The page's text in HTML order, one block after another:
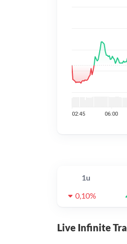
1u
0,10%
Live Infinite